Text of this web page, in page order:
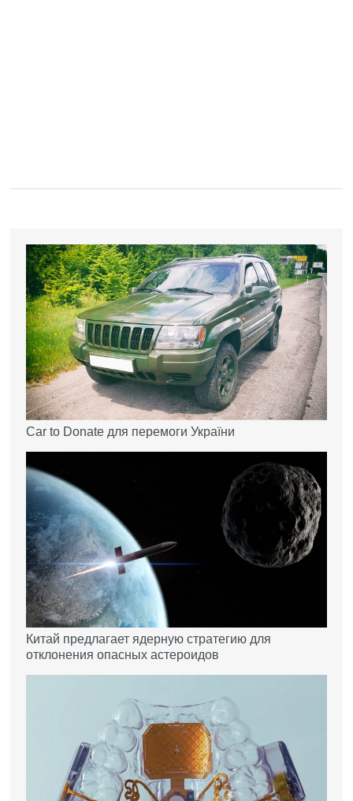
Car to Donate для перемоги України
Китай предлагает ядерную стратегию для
отклонения опасных астероидов